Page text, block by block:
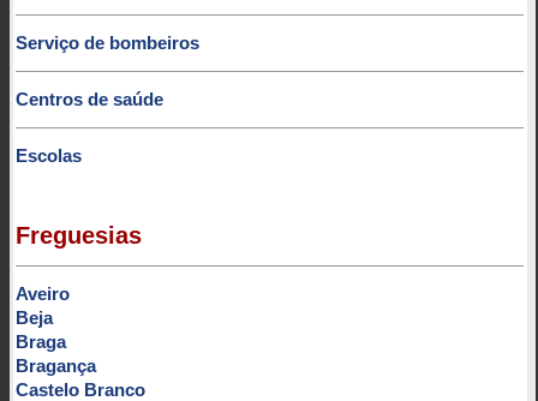
Serviço de bombeiros
Centros de saúde
Escolas
Freguesias
Aveiro
Beja
Braga
Bragança
Castelo Branco